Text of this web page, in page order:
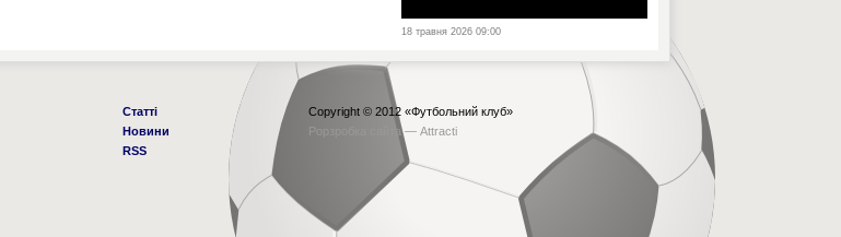
18 травня 2026 09:00
Статті
Новини
RSS
Copyright © 2012 «Футбольний клуб»
Рорзробка сайта — Attracti